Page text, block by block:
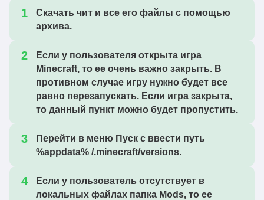
Скачать чит и все его файлы с помощью
архива.
Если у пользователя открыта игра
Minecraft, то ее очень важно закрыть. В
противном случае игру нужно будет все
равно перезапускать. Если игра закрыта,
то данный пункт можно будет пропустить.
Перейти в меню Пуск с ввести путь
%appdata% /.minecraft/versions.
Если у пользователь отсутствует в
локальных файлах папка Mods, то ее